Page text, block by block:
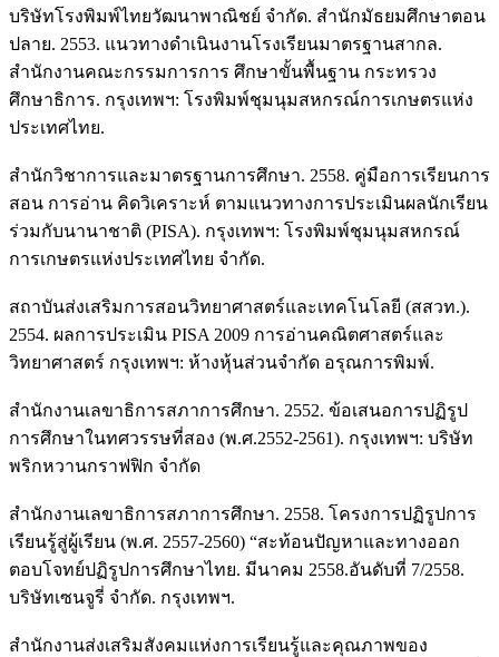
บริษัทโรงพิมพ์ไทยวัฒนาพาณิชย์ จำกัด. สำนักมัธยมศึกษาตอน
ปลาย. 2553. แนวทางดำเนินงานโรงเรียนมาตรฐานสากล.
สำนักงานคณะกรรมการการ ศึกษาขั้นพื้นฐาน กระทรวง
ศึกษาธิการ. กรุงเทพฯ: โรงพิมพ์ชุมนุมสหกรณ์การเกษตรแห่ง
ประเทศไทย.
สำนักวิชาการและมาตรฐานการศึกษา. 2558. คู่มือการเรียนการ
สอน การอ่าน คิดวิเคราะห์ ตามแนวทางการประเมินผลนักเรียน
ร่วมกับนานาชาติ (PISA). กรุงเทพฯ: โรงพิมพ์ชุมนุมสหกรณ์
การเกษตรแห่งประเทศไทย จำกัด.
สถาบันส่งเสริมการสอนวิทยาศาสตร์และเทคโนโลยี (สสวท.).
2554. ผลการประเมิน PISA 2009 การอ่านคณิตศาสตร์และ
วิทยาศาสตร์ กรุงเทพฯ: ห้างหุ้นส่วนจำกัด อรุณการพิมพ์.
สำนักงานเลขาธิการสภาการศึกษา. 2552. ข้อเสนอการปฏิรูป
การศึกษาในทศวรรษที่สอง (พ.ศ.2552-2561). กรุงเทพฯ: บริษัท
พริกหวานกราฟฟิก จำกัด
สำนักงานเลขาธิการสภาการศึกษา. 2558. โครงการปฏิรูปการ
เรียนรู้สู่ผู้เรียน (พ.ศ. 2557-2560) “สะท้อนปัญหาและทางออก
ตอบโจทย์ปฏิรูปการศึกษาไทย. มีนาคม 2558.อันดับที่ 7/2558.
บริษัทเซนจูรี่ จำกัด. กรุงเทพฯ.
สำนักงานส่งเสริมสังคมแห่งการเรียนรู้และคุณภาพของ